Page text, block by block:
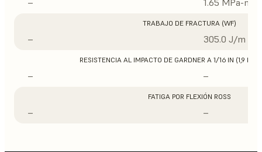
– 1.65 MPa-m1/
TRABAJO DE FRACTURA (WF)
– 305.0 J/m
RESISTENCIA AL IMPACTO DE GARDNER A 1/16 IN (1,9 MM)
– –
FATIGA POR FLEXIÓN ROSS
– –